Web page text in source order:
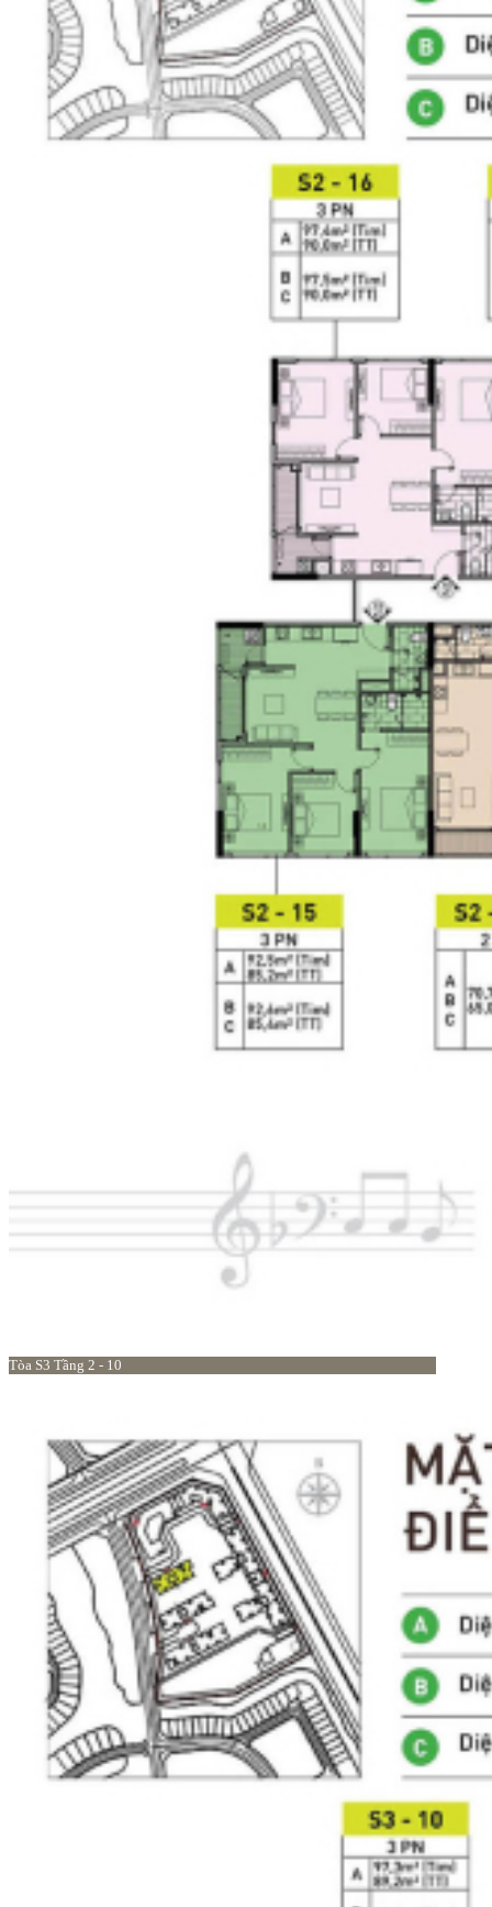
Tòa S3 Tầng 2 - 10